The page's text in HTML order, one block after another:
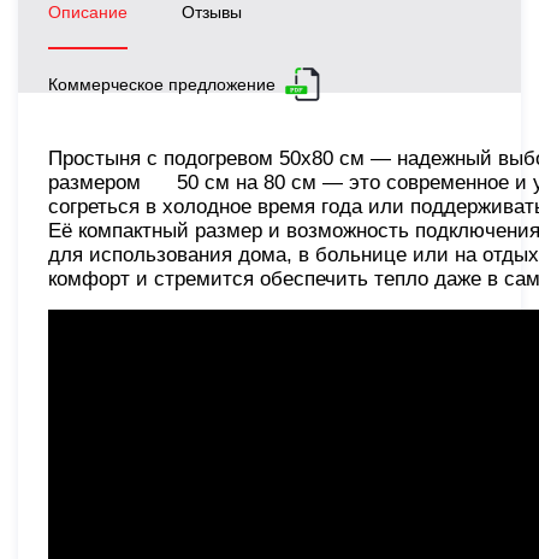
Описание Отзывы
Коммерческое предложение
Простыня с подогревом 50х80 см — надежный
размером 50 см на 80 см — это современное и
согреться в холодное время года или
Её компактный размер и возможность
для использования дома, в больнице или на
комфорт и стремится обеспечить тепло даже в